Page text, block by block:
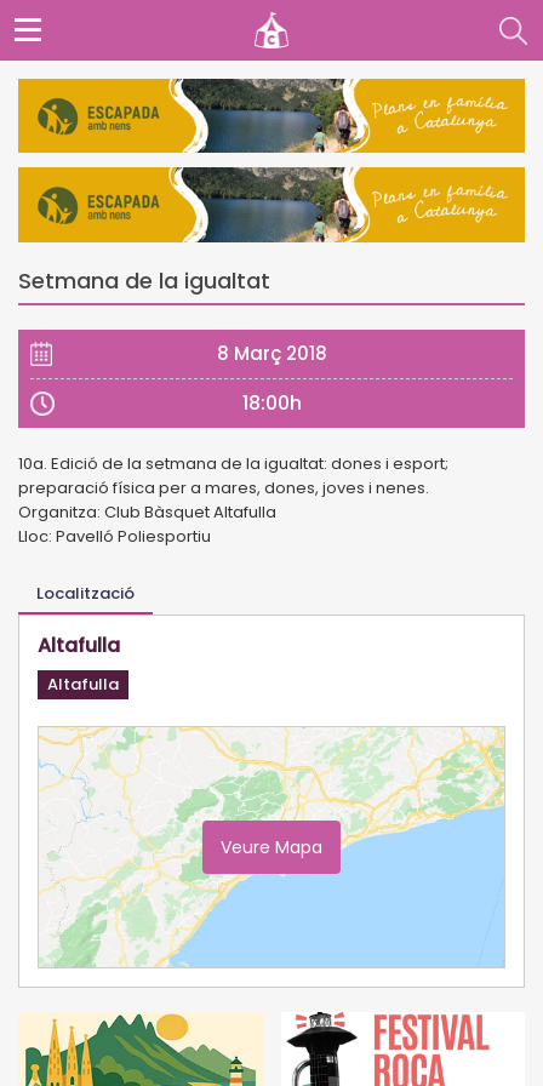
Setmana de la igualtat
8 Març 2018
18:00h
10a. Edició de la setmana de la igualtat: dones i esport;
preparació física per a mares, dones, joves i nenes.
Organitza: Club Bàsquet Altafulla
Lloc: Pavelló Poliesportiu
Localització
Altafulla
Altafulla
Veure Mapa